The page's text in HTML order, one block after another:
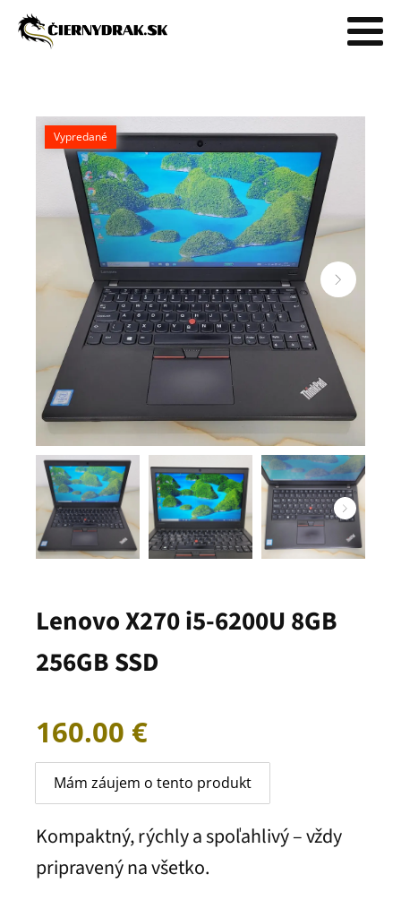
Vypredané
Lenovo X270 i5-6200U 8GB
256GB SSD
160.00 €
Mám záujem o tento produkt
Kompaktný, rýchly a spoľahlivý – vždy
pripravený na všetko.